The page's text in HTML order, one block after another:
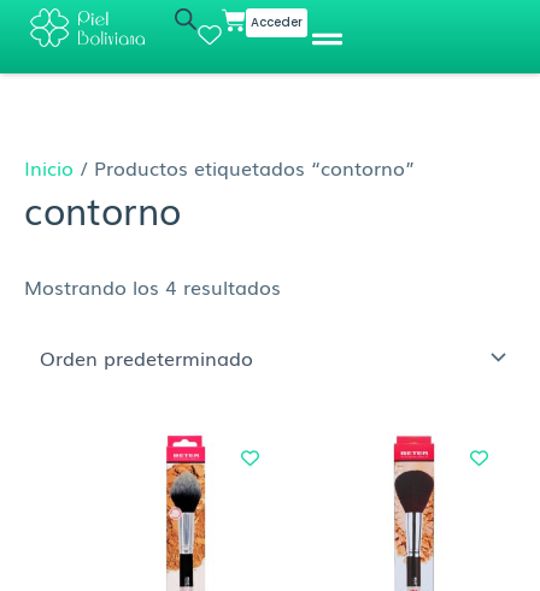
contenido
CartAcceder
Inicio / Productos etiquetados “contorno”
contorno
Mostrando los 4 resultados